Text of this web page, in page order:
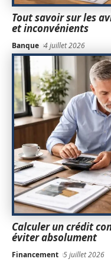
Tout savoir sur les
et inconvénients
Banque 4 juillet 2026
Calculer un crédit
éviter absolument
Financement 5 juillet 2026